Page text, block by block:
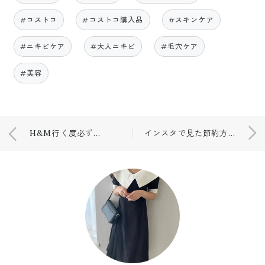
#コストコ #コストコ購入品 #スキンケア
#ニキビケア #大人ニキビ #毛穴ケア
#美容
H&M行く度必ずチェックしてる商品！！ インスタで見た節約方法💓